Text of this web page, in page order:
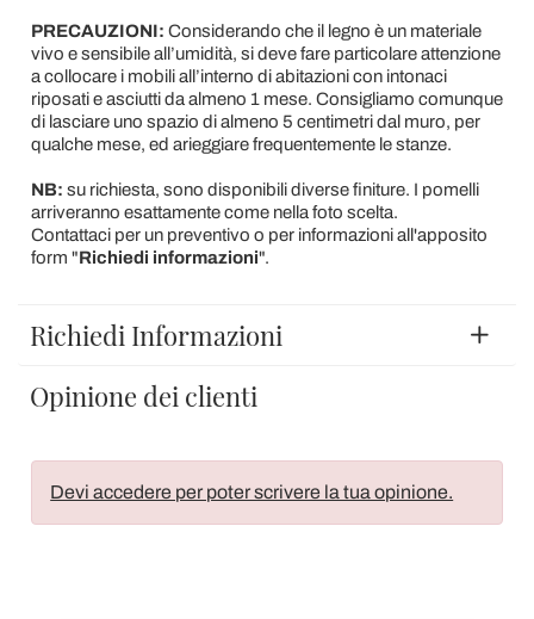
PRECAUZIONI: Considerando che il legno è un materiale
vivo e sensibile all’umidità, si deve fare particolare attenzione
a collocare i mobili all’interno di abitazioni con intonaci
riposati e asciutti da almeno 1 mese. Consigliamo comunque
di lasciare uno spazio di almeno 5 centimetri dal muro, per
qualche mese, ed arieggiare frequentemente le stanze.
NB: su richiesta, sono disponibili diverse finiture. I pomelli
arriveranno esattamente come nella foto scelta.
Contattaci per un preventivo o per informazioni all'apposito
form "Richiedi informazioni".
Richiedi Informazioni
Opinione dei clienti
Devi accedere per poter scrivere la tua opinione.